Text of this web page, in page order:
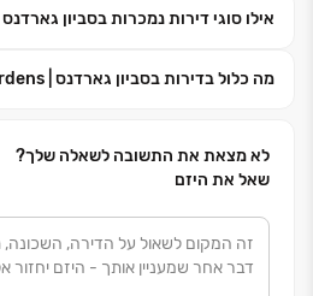
אילו סוגי דירות נמכרות בסביון גארדנס | Savyon Gardens?
מה כלול בדירות בסביון גארדנס | Savyon Gardens?
לא מצאת את התשובה לשאלה שלך?
שאל את היזם